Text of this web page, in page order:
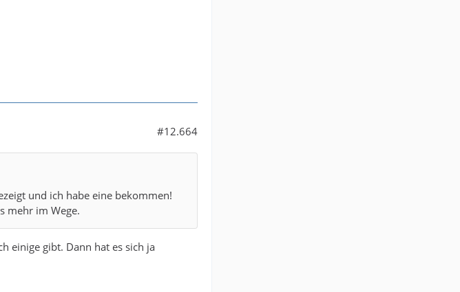
#12.664
und ich habe eine bekommen!
mehr im Wege.
einige gibt. Dann hat es sich ja